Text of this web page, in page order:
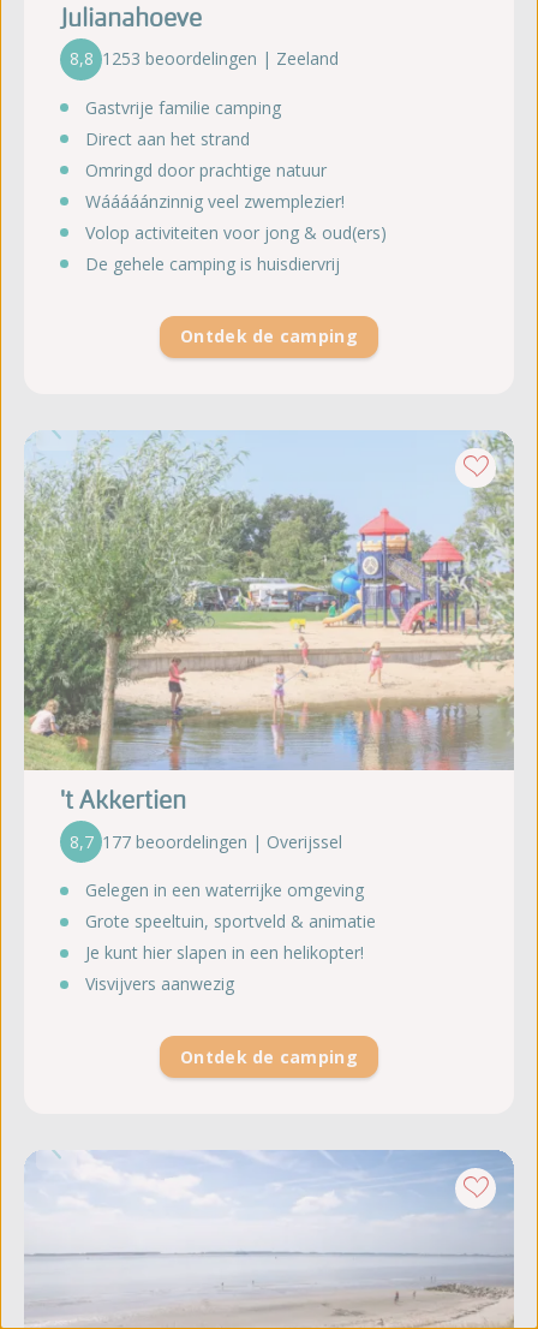
Julianahoeve
8,8 1253 beoordelingen | Zeeland
Gastvrije familie camping
Direct aan het strand
Omringd door prachtige natuur
Wááááánzinnig veel zwemplezier!
Volop activiteiten voor jong & oud(ers)
De gehele camping is huisdiervrij
Ontdek de camping
't Akkertien
8,7 177 beoordelingen | Overijssel
Gelegen in een waterrijke omgeving
Grote speeltuin, sportveld & animatie
Je kunt hier slapen in een helikopter!
Visvijvers aanwezig
Ontdek de camping